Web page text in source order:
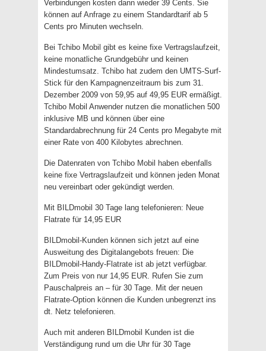
Verbindungen kosten dann wieder 39 Cents. Sie
können auf Anfrage zu einem Standardtarif ab 5
Cents pro Minuten wechseln.
Bei Tchibo Mobil gibt es keine fixe Vertragslaufzeit,
keine monatliche Grundgebühr und keinen
Mindestumsatz. Tchibo hat zudem den UMTS-Surf-
Stick für den Kampagnenzeitraum bis zum 31.
Dezember 2009 von 59,95 auf 49,95 EUR ermäßigt.
Tchibo Mobil Anwender nutzen die monatlichen 500
inklusive MB und können über eine
Standardabrechnung für 24 Cents pro Megabyte mit
einer Rate von 400 Kilobytes abrechnen.
Die Datenraten von Tchibo Mobil haben ebenfalls
keine fixe Vertragslaufzeit und können jeden Monat
neu vereinbart oder gekündigt werden.
Mit BILDmobil 30 Tage lang telefonieren: Neue
Flatrate für 14,95 EUR
BILDmobil-Kunden können sich jetzt auf eine
Ausweitung des Digitalangebots freuen: Die
BILDmobil-Handy-Flatrate ist ab jetzt verfügbar.
Zum Preis von nur 14,95 EUR. Rufen Sie zum
Pauschalpreis an – für 30 Tage. Mit der neuen
Flatrate-Option können die Kunden unbegrenzt ins
dt. Netz telefonieren.
Auch mit anderen BILDmobil Kunden ist die
Verständigung rund um die Uhr für 30 Tage